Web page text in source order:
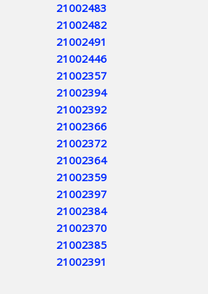
21002483
21002482
21002491
21002446
21002357
21002394
21002392
21002366
21002372
21002364
21002359
21002397
21002384
21002370
21002385
21002391